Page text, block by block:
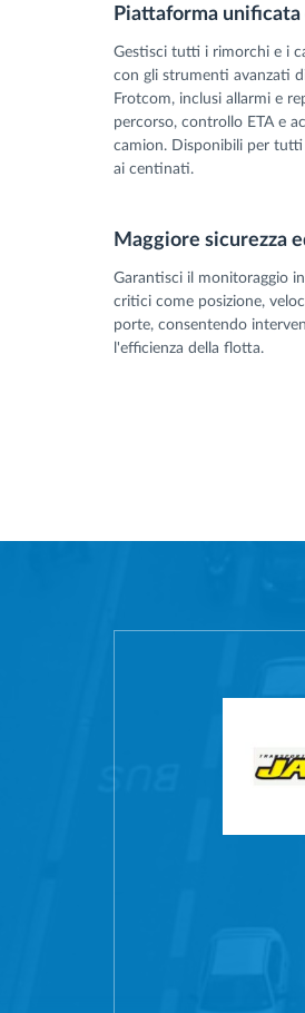
Piattaforma
Gestisci tutti i rimorchi e i
con gli strumenti avanzati
Frotcom, inclusi allarmi e
percorso, controllo ETA e
camion. Disponibili per
ai centinati.
Maggiore sicurezza
Garantisci il monitoraggio
critici come posizione,
porte, consentendo
l'efficienza della flotta.